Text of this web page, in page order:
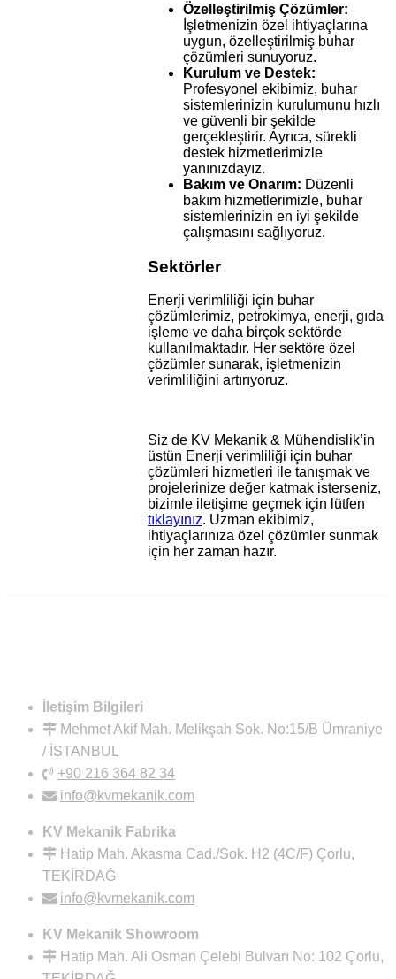
Özelleştirilmiş Çözümler:
İşletmenizin özel ihtiyaçlarına
uygun, özelleştirilmiş buhar
çözümleri sunuyoruz.
Kurulum ve Destek:
Profesyonel ekibimiz, buhar
sistemlerinizin kurulumunu hızlı
ve güvenli bir şekilde
gerçekleştirir. Ayrıca, sürekli
destek hizmetlerimizle
yanınızdayız.
Bakım ve Onarım: Düzenli
bakım hizmetlerimizle, buhar
sistemlerinizin en iyi şekilde
çalışmasını sağlıyoruz.
Sektörler
Enerji verimliliği için buhar
çözümlerimiz, petrokimya, enerji, gıda
işleme ve daha birçok sektörde
kullanılmaktadır. Her sektöre özel
çözümler sunarak, işletmenizin
verimliliğini artırıyoruz.
Siz de KV Mekanik & Mühendislik’in
üstün Enerji verimliliği için buhar
çözümleri hizmetleri ile tanışmak ve
projelerinize değer katmak isterseniz,
bizimle iletişime geçmek için lütfen
tıklayınız. Uzman ekibimiz,
ihtiyaçlarınıza özel çözümler sunmak
için her zaman hazır.
İletişim Bilgileri
Mehmet Akif Mah. Melikşah Sok. No:15/B Ümraniye
/ İSTANBUL
+90 216 364 82 34
info@kvmekanik.com
KV Mekanik Fabrika
Hatip Mah. Akasma Cad./Sok. H2 (4C/F) Çorlu,
TEKİRDAĞ
info@kvmekanik.com
KV Mekanik Showroom
Hatip Mah. Ali Osman Çelebi Bulvarı No: 102 Çorlu,